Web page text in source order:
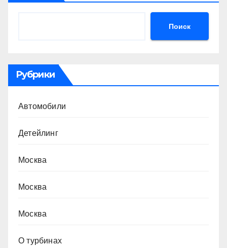
Поиск
Рубрики
Автомобили
Детейлинг
Москва
Москва
Москва
О турбинах